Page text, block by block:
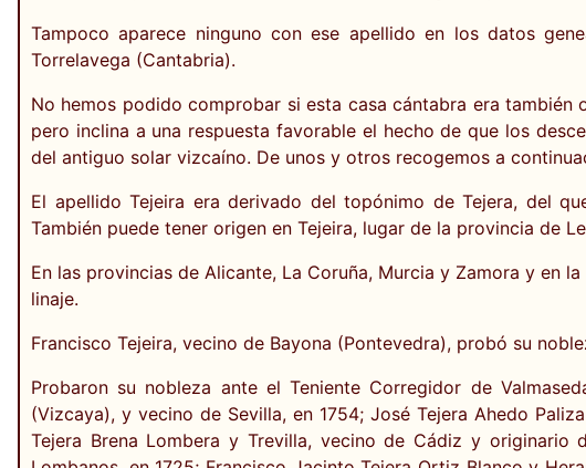
Tampoco aparece ninguno con ese apellido en los datos
Torrelavega (Cantabria).
No hemos podido comprobar si esta casa cántabra era
pero inclina a una respuesta favorable el hecho de que los
del antiguo solar vizcaíno. De unos y otros recogemos a
El apellido Tejeira era derivado del topónimo de Tejera, del
También puede tener origen en Tejeira, lugar de la provincia de
En las provincias de Alicante, La Coruña, Murcia y Zamora y en
linaje.
Francisco Tejeira, vecino de Bayona (Pontevedra), probó su
Probaron su nobleza ante el Teniente Corregidor de
(Vizcaya), y vecino de Sevilla, en 1754; José Tejera Ahedo
Tejera Brena Lombera y Trevilla, vecino de Cádiz y originario